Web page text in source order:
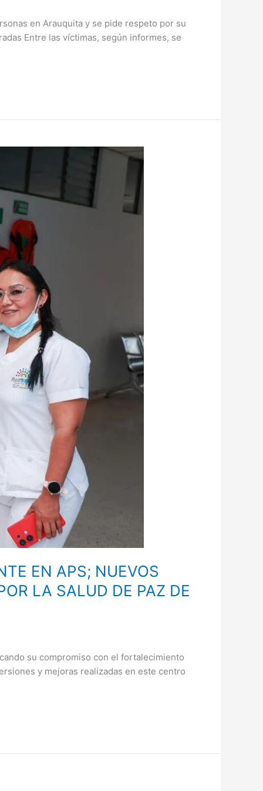
en Arauquita y se pide respeto por su
Entre las víctimas, según informes, se
EN APS; NUEVOS
LA SALUD DE PAZ DE
su compromiso con el fortalecimiento
y mejoras realizadas en este centro